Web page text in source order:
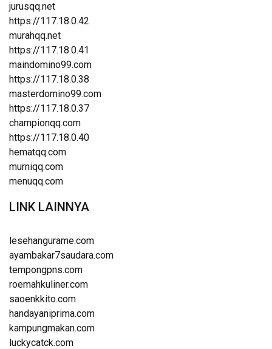
jurusqq.net
https://117.18.0.42
murahqq.net
https://117.18.0.41
maindomino99.com
https://117.18.0.38
masterdomino99.com
https://117.18.0.37
championqq.com
https://117.18.0.40
hematqq.com
murniqq.com
menuqq.com
LINK LAINNYA
lesehangurame.com
ayambakar7saudara.com
tempongpns.com
roemahkuliner.com
saoenkkito.com
handayaniprima.com
kampungmakan.com
luckycatck.com